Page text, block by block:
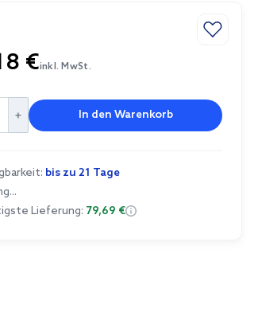
€inkl. MwSt.
In den Warenkorb
bis zu 21 Tage
Lieferung: 79,69 €